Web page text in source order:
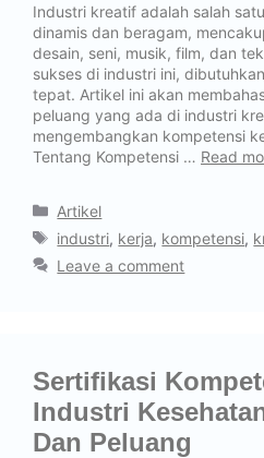
Industri kreatif adalah salah
dinamis dan beragam,
desain, seni, musik, film, dan
sukses di industri ini,
tepat. Artikel ini akan
peluang yang ada di industri
mengembangkan kompetensi
Tentang Kompetensi … Read
Artikel
industri, kerja, kompetensi,
Leave a comment
Sertifikasi
Industri
Dan Peluang